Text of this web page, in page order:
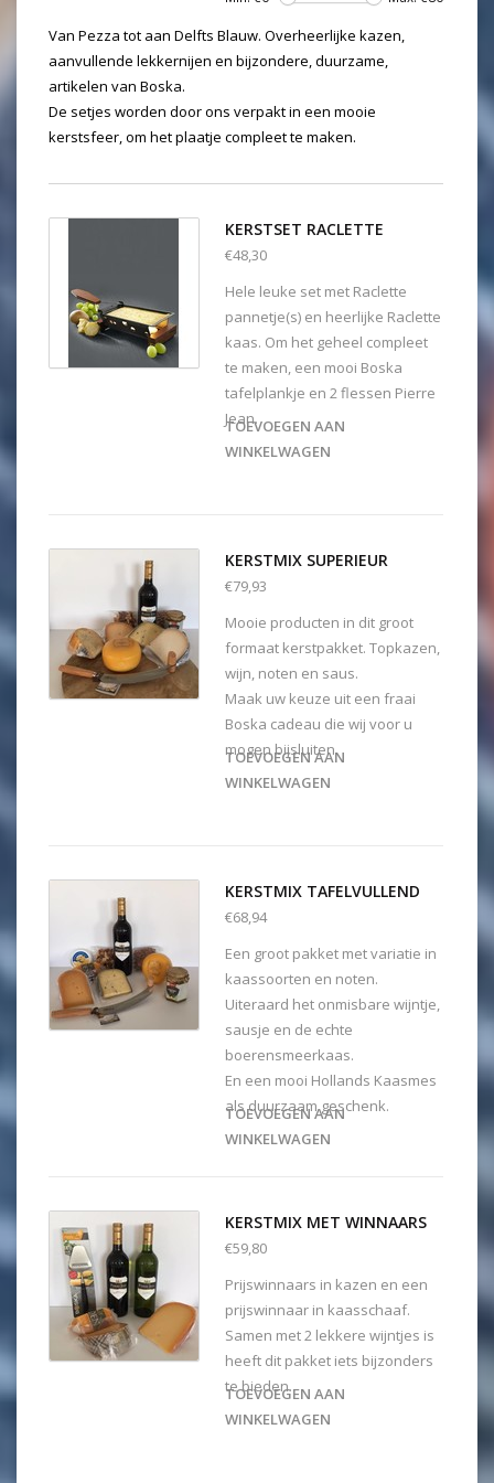
Van Pezza tot aan Delfts Blauw. Overheerlijke kazen,
aanvullende lekkernijen en bijzondere, duurzame,
artikelen van Boska.
De setjes worden door ons verpakt in een mooie
kerstsfeer, om het plaatje compleet te maken.
KERSTSET RACLETTE
TOEVOEGEN AAN
WINKELWAGEN
€48,30
Hele leuke set met Raclette
pannetje(s) en heerlijke Raclette
kaas. Om het geheel compleet
te maken, een mooi Boska
tafelplankje en 2 flessen Pierre
Jean.
KERSTMIX SUPERIEUR
TOEVOEGEN AAN
WINKELWAGEN
€79,93
Mooie producten in dit groot
formaat kerstpakket. Topkazen,
wijn, noten en saus.
Maak uw keuze uit een fraai
Boska cadeau die wij voor u
mogen bijsluiten.
KERSTMIX TAFELVULLEND
TOEVOEGEN AAN
WINKELWAGEN
€68,94
Een groot pakket met variatie in
kaassoorten en noten.
Uiteraard het onmisbare wijntje,
sausje en de echte
boerensmeerkaas.
En een mooi Hollands Kaasmes
als duurzaam geschenk.
KERSTMIX MET WINNAARS
TOEVOEGEN AAN
WINKELWAGEN
€59,80
Prijswinnaars in kazen en een
prijswinnaar in kaasschaaf.
Samen met 2 lekkere wijntjes is
heeft dit pakket iets bijzonders
te bieden.